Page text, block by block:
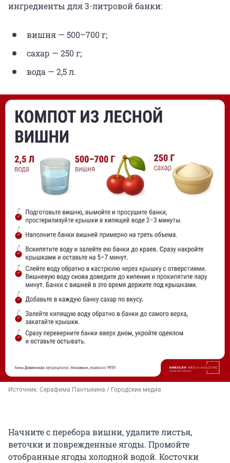
ингредиенты для 3-литровой банки:
вишня — 500–700 г;
сахар — 250 г;
вода — 2,5 л.
Источник: Серафима Пантыкина / Городские медиа
Начните с перебора вишни, удалите листья,
веточки и поврежденные ягоды. Промойте
отобранные ягоды холодной водой. Косточки